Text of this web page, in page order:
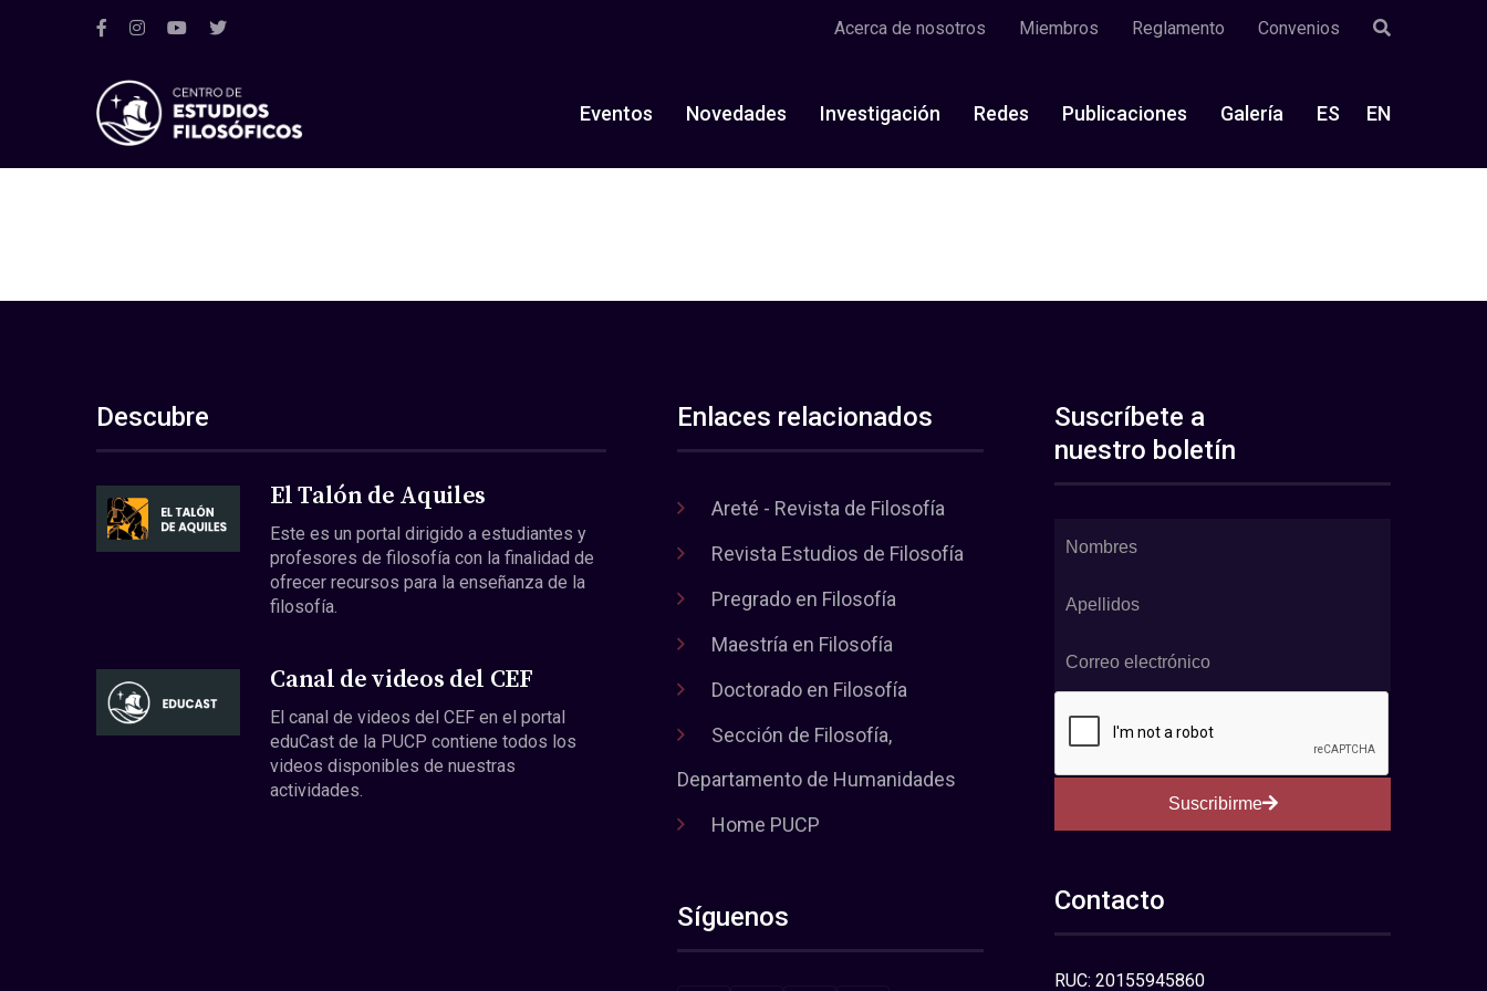
Acerca de nosotros Miembros Reglamento Convenios
Eventos Novedades Investigación Redes Publicaciones Galería ES EN
Descubre
El Talón de Aquiles
Este es un portal dirigido a estudiantes y
profesores de filosofía con la finalidad de
ofrecer recursos para la enseñanza de la
filosofía.
Canal de videos del CEF
El canal de videos del CEF en el portal
eduCast de la PUCP contiene todos los
videos disponibles de nuestras
actividades.
Enlaces relacionados
Areté - Revista de Filosofía
Revista Estudios de Filosofía
Pregrado en Filosofía
Maestría en Filosofía
Doctorado en Filosofía
Sección de Filosofía,
Departamento de Humanidades
Home PUCP
Síguenos
Suscríbete a
nuestro boletín
Suscribirme
Contacto
RUC: 20155945860